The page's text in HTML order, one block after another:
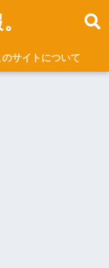
のサイトについて